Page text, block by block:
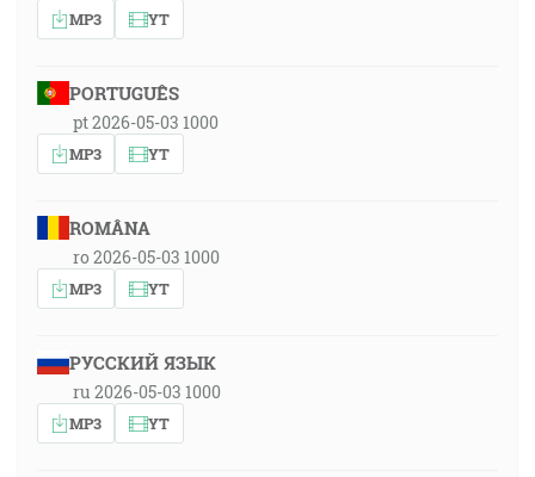
MP3 YT
PORTUGUÊS
pt 2026-05-03 1000
MP3 YT
ROMÂNA
ro 2026-05-03 1000
MP3 YT
РУССКИЙ ЯЗЫК
ru 2026-05-03 1000
MP3 YT